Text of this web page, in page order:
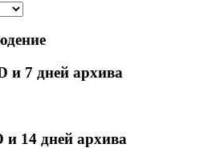
и 7 дней архива
и 14 дней архива